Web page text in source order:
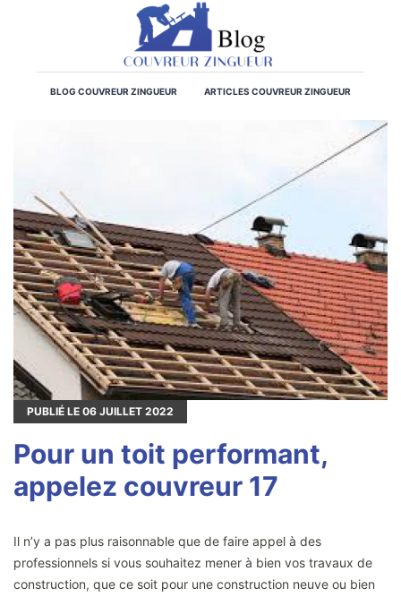
BLOG COUVREUR ZINGUEUR ARTICLES COUVREUR ZINGUEUR
PUBLIÉ LE 06 JUILLET 2022
Pour un toit performant,
appelez couvreur 17
Il n’y a pas plus raisonnable que de faire appel à des
professionnels si vous souhaitez mener à bien vos travaux de
construction, que ce soit pour une construction neuve ou bien